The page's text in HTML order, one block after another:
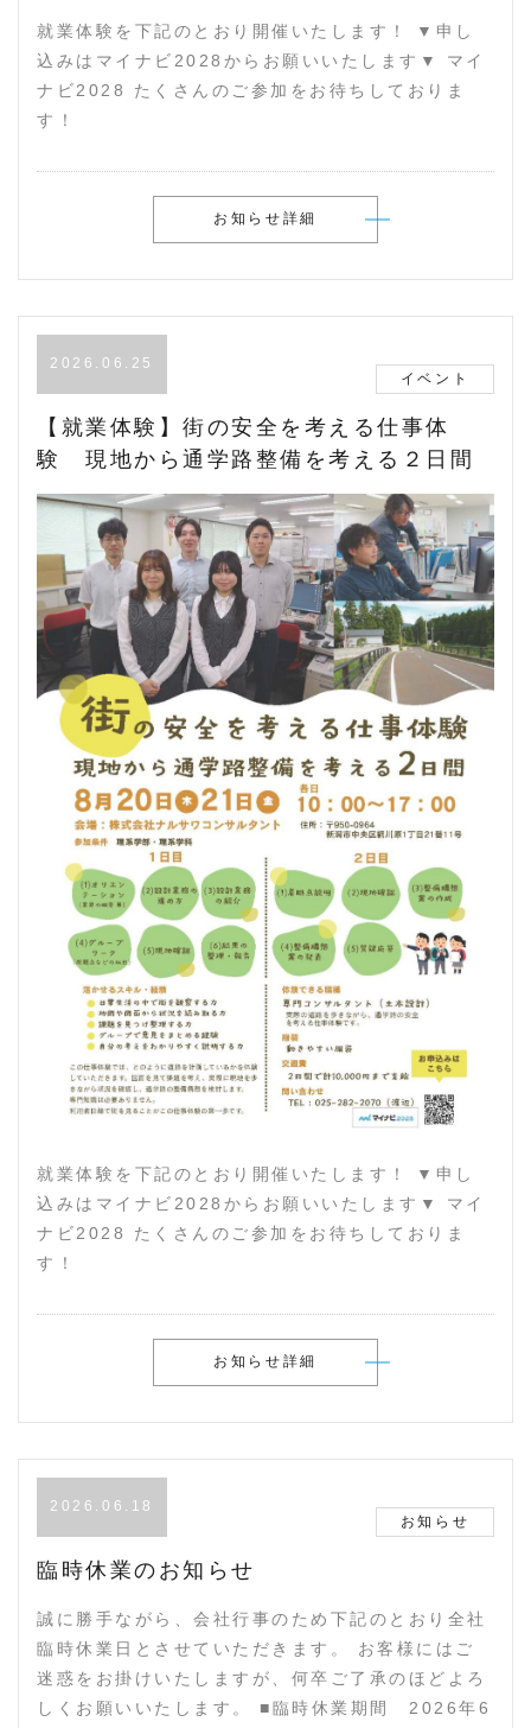
就業体験を下記のとおり開催いたします！ ▼申し
込みはマイナビ2028からお願いいたします▼ マイ
ナビ2028 たくさんのご参加をお待ちしておりま
す！
お知らせ詳細
2026.06.25
イベント
【就業体験】街の安全を考える仕事体
験 現地から通学路整備を考える２日間
就業体験を下記のとおり開催いたします！ ▼申し
込みはマイナビ2028からお願いいたします▼ マイ
ナビ2028 たくさんのご参加をお待ちしておりま
す！
お知らせ詳細
2026.06.18
お知らせ
臨時休業のお知らせ
誠に勝手ながら、会社行事のため下記のとおり全社
臨時休業日とさせていただきます。 お客様にはご
迷惑をお掛けいたしますが、何卒ご了承のほどよろ
しくお願いいたします。 ■臨時休業期間 2026年6